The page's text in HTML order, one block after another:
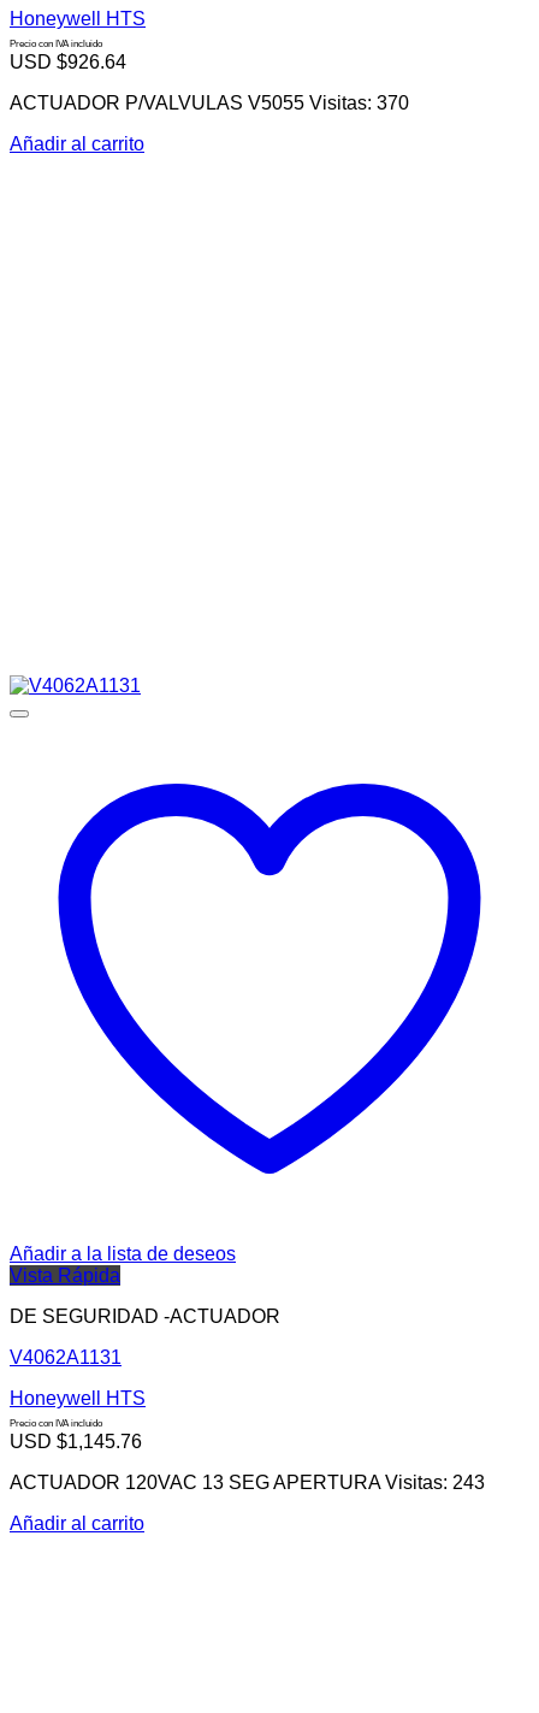
Honeywell HTS
Precio con IVA incluido
USD $926.64
ACTUADOR P/VALVULAS V5055 Visitas: 370
Añadir al carrito
Añadir a la lista de deseos
Vista Rápida
DE SEGURIDAD -ACTUADOR
V4062A1131
Honeywell HTS
Precio con IVA incluido
USD $1,145.76
ACTUADOR 120VAC 13 SEG APERTURA Visitas: 243
Añadir al carrito